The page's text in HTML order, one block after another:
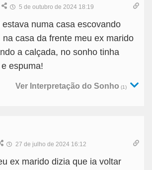
5 de outubro de 2024 18:19
numa casa escovando
na casa da frente meu ex marido
a calçada, no sonho tinha
espuma!
Ver Interpretação do Sonho (1)
27 de julho de 2024 16:12
ex marido dizia que ia voltar